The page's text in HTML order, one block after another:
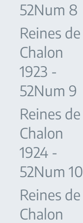
52Num 8
Reines de
Chalon
1923 -
52Num 9
Reines de
Chalon
1924 -
52Num 10
Reines de
Chalon